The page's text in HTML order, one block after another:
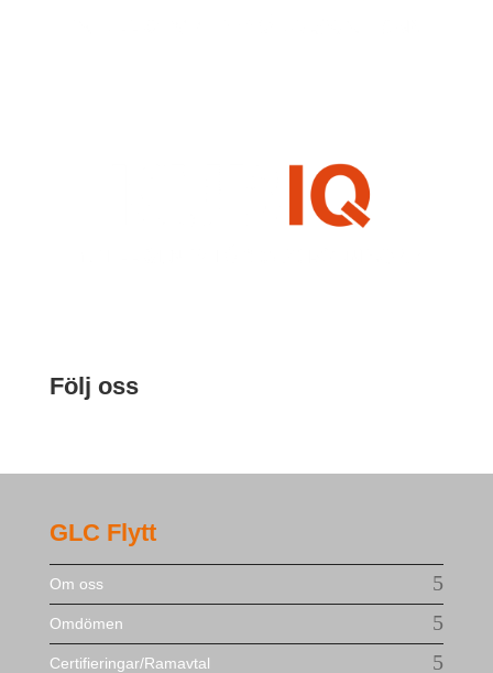
Följ oss
GLC Flytt
Om oss
Omdömen
Certifieringar/Ramavtal